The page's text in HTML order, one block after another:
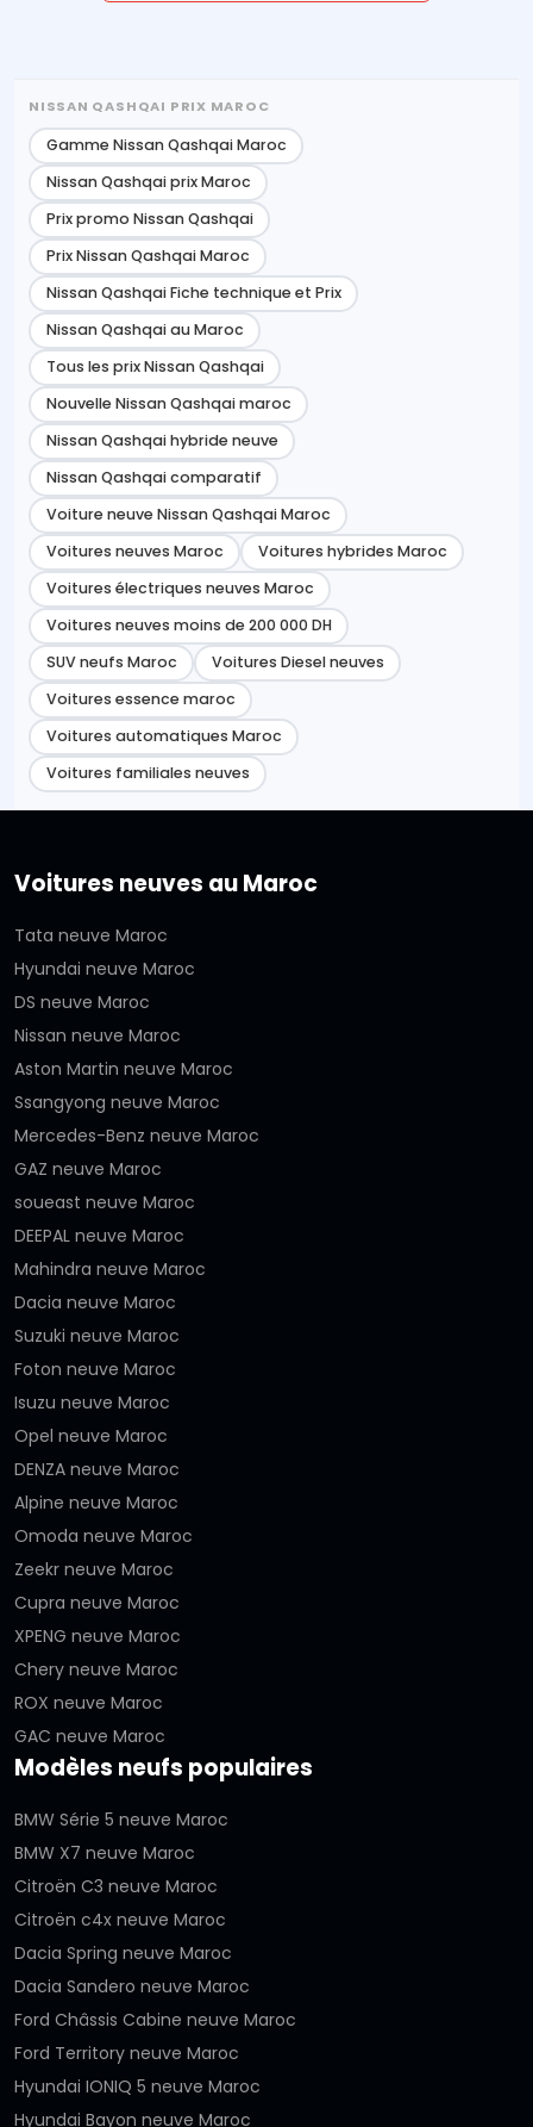
NISSAN QASHQAI PRIX MAROC
Gamme Nissan Qashqai Maroc
Nissan Qashqai prix Maroc
Prix promo Nissan Qashqai
Prix Nissan Qashqai Maroc
Nissan Qashqai Fiche technique et Prix
Nissan Qashqai au Maroc
Tous les prix Nissan Qashqai
Nouvelle Nissan Qashqai maroc
Nissan Qashqai hybride neuve
Nissan Qashqai comparatif
Voiture neuve Nissan Qashqai Maroc
Voitures neuves Maroc
Voitures hybrides Maroc
Voitures électriques neuves Maroc
Voitures neuves moins de 200 000 DH
SUV neufs Maroc
Voitures Diesel neuves
Voitures essence maroc
Voitures automatiques Maroc
Voitures familiales neuves
Voitures neuves au Maroc
Tata neuve Maroc
Hyundai neuve Maroc
DS neuve Maroc
Nissan neuve Maroc
Aston Martin neuve Maroc
Ssangyong neuve Maroc
Mercedes-Benz neuve Maroc
GAZ neuve Maroc
soueast neuve Maroc
DEEPAL neuve Maroc
Mahindra neuve Maroc
Dacia neuve Maroc
Suzuki neuve Maroc
Foton neuve Maroc
Isuzu neuve Maroc
Opel neuve Maroc
DENZA neuve Maroc
Alpine neuve Maroc
Omoda neuve Maroc
Zeekr neuve Maroc
Cupra neuve Maroc
XPENG neuve Maroc
Chery neuve Maroc
ROX neuve Maroc
GAC neuve Maroc
Modèles neufs populaires
BMW Série 5 neuve Maroc
BMW X7 neuve Maroc
Citroën C3 neuve Maroc
Citroën c4x neuve Maroc
Dacia Spring neuve Maroc
Dacia Sandero neuve Maroc
Ford Châssis Cabine neuve Maroc
Ford Territory neuve Maroc
Hyundai IONIQ 5 neuve Maroc
Hyundai Bayon neuve Maroc